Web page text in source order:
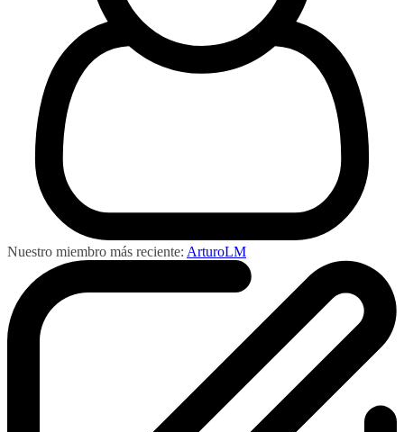
Nuestro miembro más reciente: ArturoLM